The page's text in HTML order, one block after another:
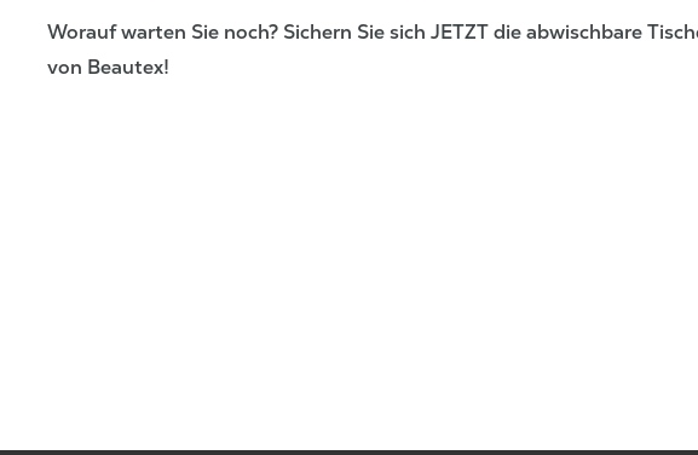
Worauf warten Sie noch? Sichern Sie sich JETZT die abwischbare
von Beautex!